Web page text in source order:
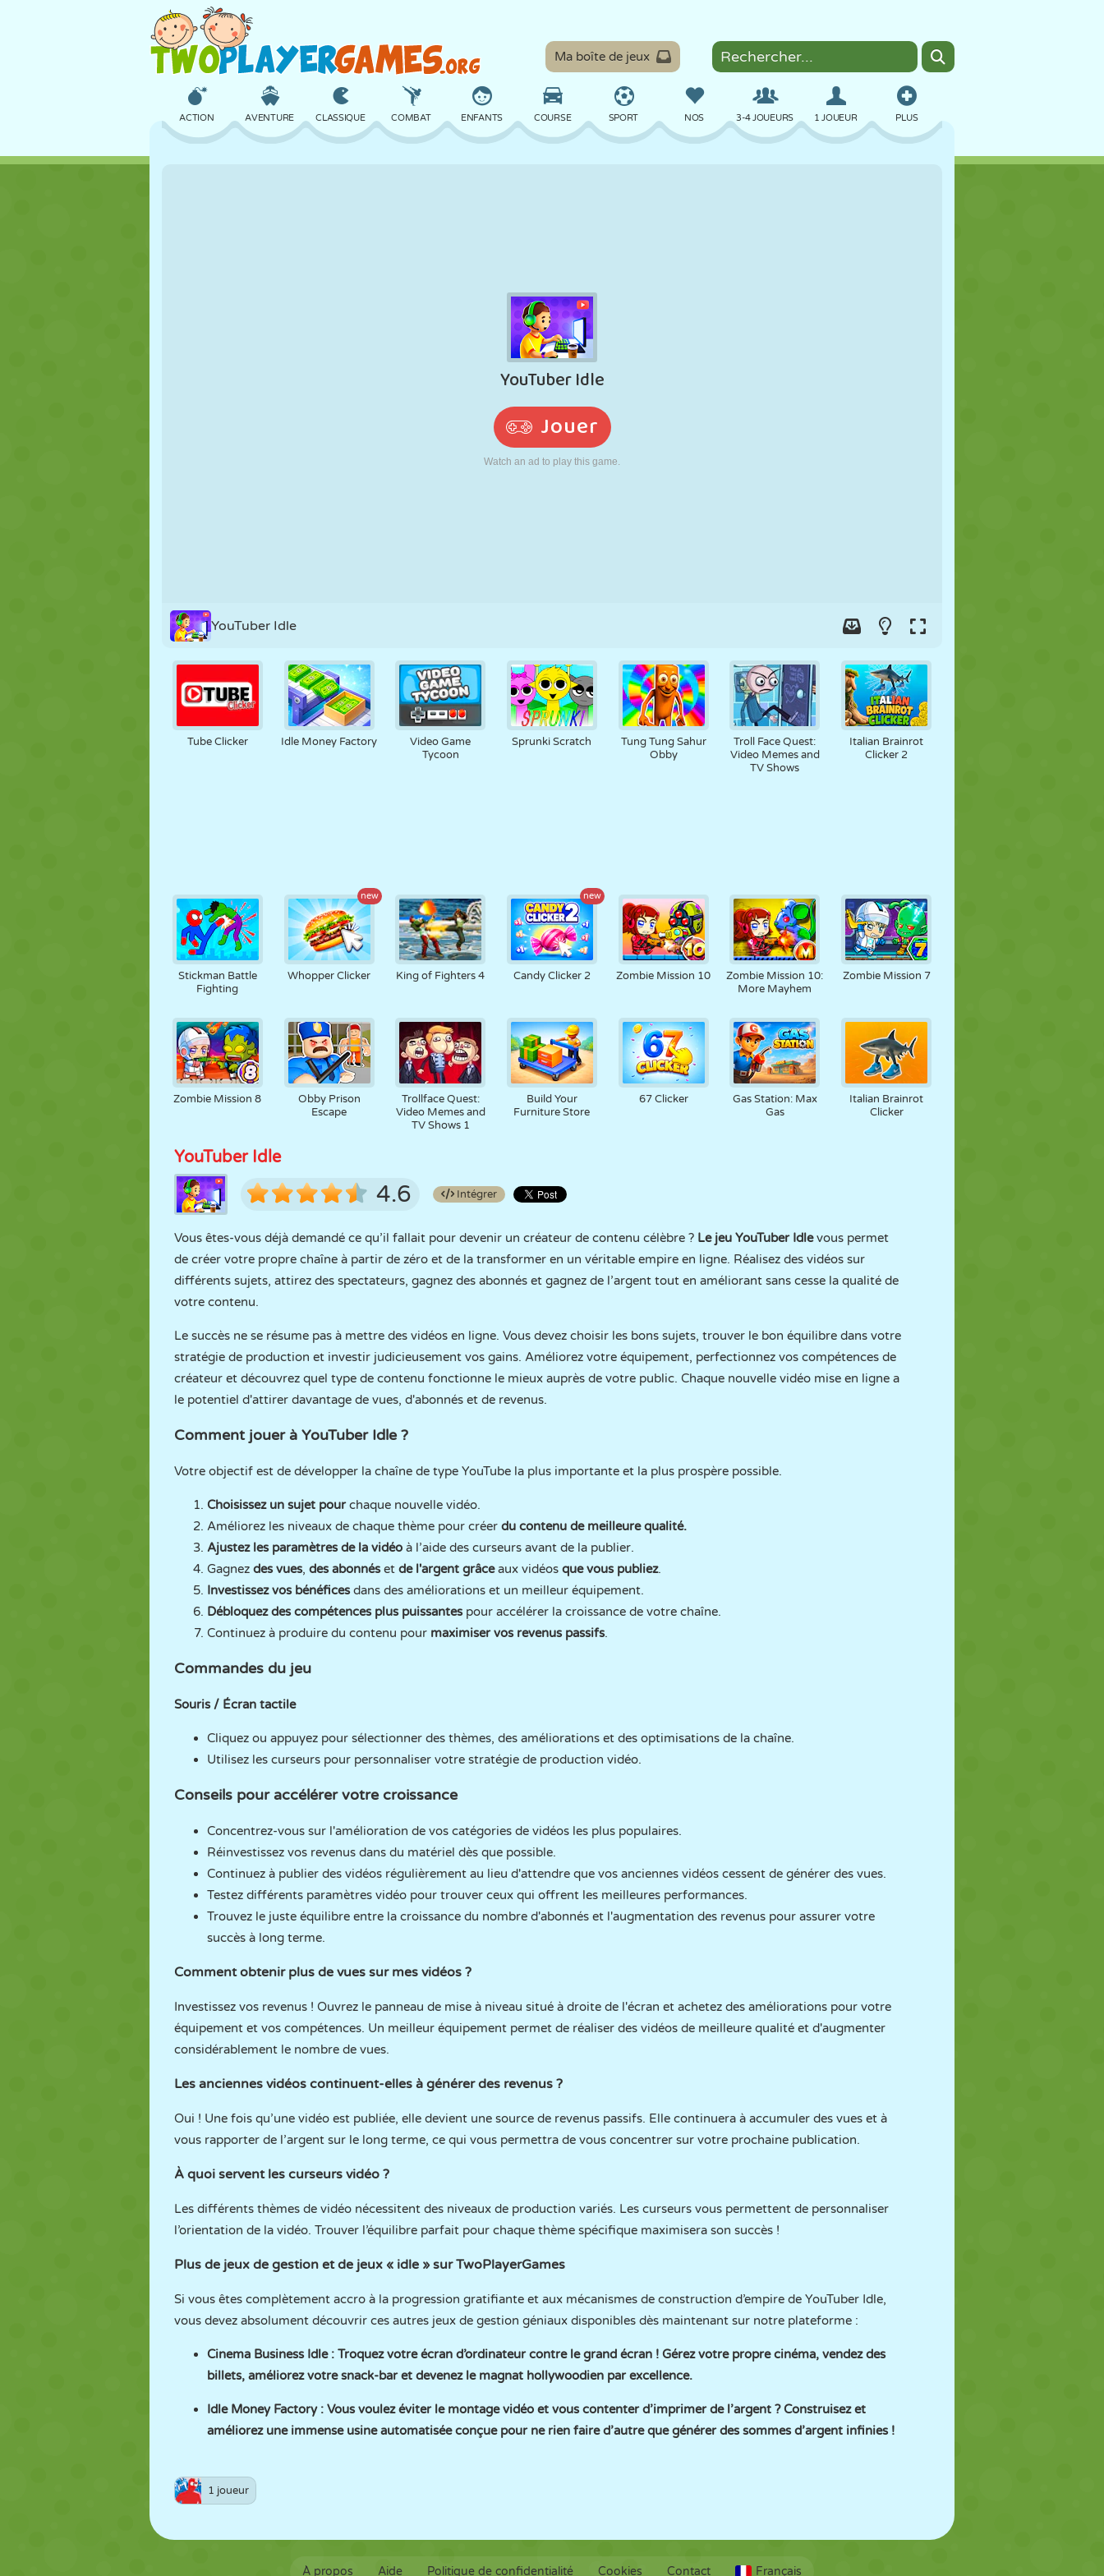
Ma boîte de jeux
PLUS
ACTION AVENTURE CLASSIQUE COMBAT ENFANTS COURSE SPORT NOS 3-4 JOUEURS 1 JOUEUR
MONSTRE
POURSUITE
YouTuber Idle
Tube Clicker Idle Money Factory
Video Game
Tycoon
Sprunki Scratch
Tung Tung Sahur
Obby
Troll Face Quest:
Video Memes and
TV Shows
Italian Brainrot
Clicker 2
Stickman Battle
Fighting
new
Whopper Clicker King of Fighters 4
new
Candy Clicker 2 Zombie Mission 10
Zombie Mission 10:
More Mayhem
Zombie Mission 7
Zombie Mission 8
Obby Prison
Escape
Trollface Quest:
Video Memes and
TV Shows 1
Build Your
Furniture Store
67 Clicker
Gas Station: Max
Gas
Italian Brainrot
Clicker
YouTuber Idle
4.6 Intégrer
Vous êtes-vous déjà demandé ce qu’il fallait pour devenir un créateur de contenu célèbre ? Le jeu YouTuber Idlevous permet
de créer votre propre chaîne à partir de zéro et de la transformer en un véritable empire en ligne. Réalisez des vidéos sur
différents sujets, attirez des spectateurs, gagnez des abonnés et gagnez de l’argent tout en améliorant sans cesse la qualité de
votre contenu.
Le succès ne se résume pas à mettre des vidéos en ligne. Vous devez choisir les bons sujets, trouver le bon équilibre dans votre
stratégie de production et investir judicieusement vos gains. Améliorez votre équipement, perfectionnez vos compétences de
créateur et découvrez quel type de contenu fonctionne le mieux auprès de votre public. Chaque nouvelle vidéo mise en ligne a
le potentiel d'attirer davantage de vues, d'abonnés et de revenus.
Comment jouer à YouTuber Idle ?
Votre objectif est de développer la chaîne de type YouTube la plus importante et la plus prospère possible.
Choisissez un sujet pourchaque nouvelle vidéo.
Améliorez les niveaux de chaque thème pour créer du contenu de meilleure qualité.
Ajustez les paramètres de la vidéo à l’aide des curseurs avant de la publier.
Gagnez des vues, des abonnéset de l'argent grâceaux vidéos que vous publiez.
Investissez vos bénéficesdans des améliorations et un meilleur équipement.
Débloquez des compétences plus puissantespour accélérer la croissance de votre chaîne.
Continuez à produire du contenu pour maximiser vos revenus passifs.
Commandes du jeu
Souris / Écran tactile
Cliquez ou appuyez pour sélectionner des thèmes, des améliorations et des optimisations de la chaîne.
Utilisez les curseurs pour personnaliser votre stratégie de production vidéo.
Conseils pour accélérer votre croissance
Concentrez-vous sur l'amélioration de vos catégories de vidéos les plus populaires.
Réinvestissez vos revenus dans du matériel dès que possible.
Continuez à publier des vidéos régulièrement au lieu d'attendre que vos anciennes vidéos cessent de générer des vues.
Testez différents paramètres vidéo pour trouver ceux qui offrent les meilleures performances.
Trouvez le juste équilibre entre la croissance du nombre d'abonnés et l'augmentation des revenus pour assurer votre
succès à long terme.
Comment obtenir plus de vues sur mes vidéos ?
Investissez vos revenus ! Ouvrez le panneau de mise à niveau situé à droite de l'écran et achetez des améliorations pour votre
équipement et vos compétences. Un meilleur équipement permet de réaliser des vidéos de meilleure qualité et d'augmenter
considérablement le nombre de vues.
Les anciennes vidéos continuent-elles à générer des revenus ?
Oui ! Une fois qu’une vidéo est publiée, elle devient une source de revenus passifs. Elle continuera à accumuler des vues et à
vous rapporter de l’argent sur le long terme, ce qui vous permettra de vous concentrer sur votre prochaine publication.
À quoi servent les curseurs vidéo ?
Les différents thèmes de vidéo nécessitent des niveaux de production variés. Les curseurs vous permettent de personnaliser
l’orientation de la vidéo. Trouver l’équilibre parfait pour chaque thème spécifique maximisera son succès !
Plus de jeux de gestion et de jeux « idle » sur TwoPlayerGames
Si vous êtes complètement accro à la progression gratifiante et aux mécanismes de construction d’empire de YouTuber Idle,
vous devez absolument découvrir ces autres jeux de gestion géniaux disponibles dès maintenant sur notre plateforme :
Cinema Business Idle: Troquez votre écran d’ordinateur contre le grand écran ! Gérez votre propre cinéma, vendez des
billets, améliorez votre snack-bar et devenez le magnat hollywoodien par excellence.
Idle Money Factory: Vous voulez éviter le montage vidéo et vous contenter d’imprimer de l’argent ? Construisez et
améliorez une immense usine automatisée conçue pour ne rien faire d’autre que générer des sommes d’argent infinies !
1 joueur
À propos Aide Politique de confidentialité Cookies Contact Français